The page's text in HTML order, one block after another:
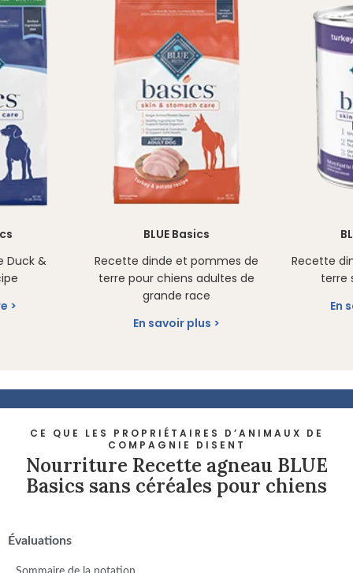
Duck &
BLUE Basics
Recette dinde et pommes de
terre pour chiens adultes de
grande race
En savoir plus
Recette
terre
En
CE QUE LES PROPRIÉTAIRES D’ANIMAUX DE
COMPAGNIE DISENT
Nourriture Recette agneau BLUE
Basics sans céréales pour chiens